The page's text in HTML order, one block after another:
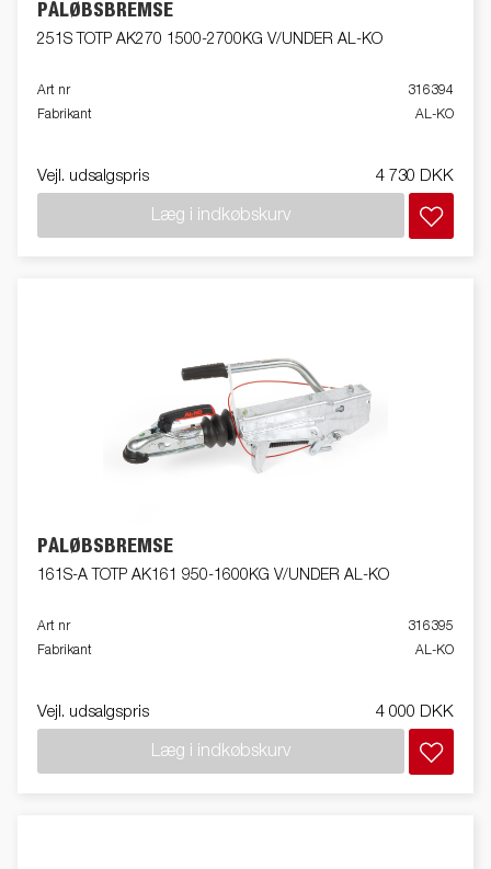
PÅLØBSBREMSE
251S TOTP AK270 1500-2700KG V/UNDER AL-KO
Art nr
316394
Fabrikant
AL-KO
Vejl. udsalgspris 4 730 DKK
Læg i indkøbskurv
PÅLØBSBREMSE
161S-A TOTP AK161 950-1600KG V/UNDER AL-KO
Art nr
316395
Fabrikant
AL-KO
Vejl. udsalgspris 4 000 DKK
Læg i indkøbskurv